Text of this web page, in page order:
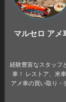
マルセロ アメ
経験豊富なスタッフ
車！ レストア、米
アメ車の買い取り・